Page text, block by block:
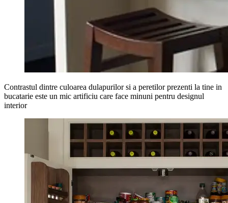
Contrastul dintre culoarea dulapurilor si a peretilor prezenti la tine in
bucatarie este un mic artificiu care face minuni pentru designul
interior